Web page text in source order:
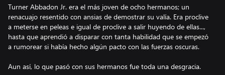
Turner Abbadon Jr. era el más joven de ocho hermanos; un
renacuajo resentido con ansias de demostrar su valía. Era proclive
a meterse en peleas e igual de proclive a salir huyendo de ellas...,
hasta que aprendió a disparar con tanta habilidad que se empezó
a rumorear si había hecho algún pacto con las fuerzas oscuras.
Aun así, lo que pasó con sus hermanos fue toda una desgracia.